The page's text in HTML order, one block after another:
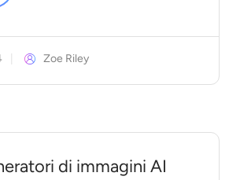
Zoe Riley
di immagini AI